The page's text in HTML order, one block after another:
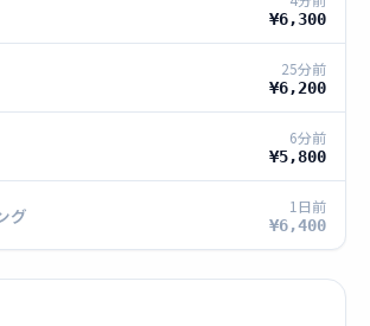
¥6,300
25分前
¥6,200
6分前
¥5,800
グ 1日前
¥6,400